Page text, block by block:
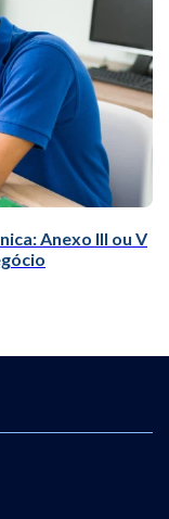
Anexo III ou V